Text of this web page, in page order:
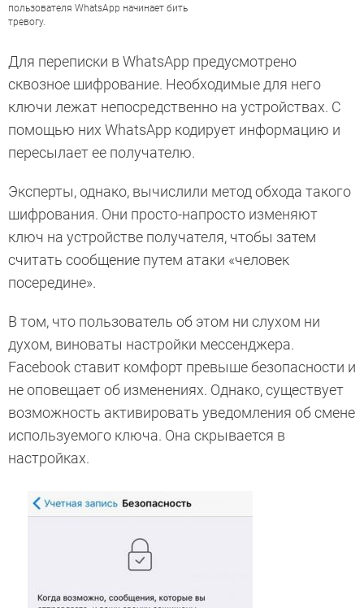
пользователя WhatsApp начинает бить
тревогу.
Для переписки в WhatsApp предусмотрено
сквозное шифрование. Необходимые для него
ключи лежат непосредственно на устройствах. С
помощью них WhatsApp кодирует информацию и
пересылает ее получателю.
Эксперты, однако, вычислили метод обхода такого
шифрования. Они просто-напросто изменяют
ключ на устройстве получателя, чтобы затем
считать сообщение путем атаки «человек
посередине».
В том, что пользователь об этом ни слухом ни
духом, виноваты настройки мессенджера.
Facebook ставит комфорт превыше безопасности и
не оповещает об изменениях. Однако, существует
возможность активировать уведомления об смене
используемого ключа. Она скрывается в
настройках.